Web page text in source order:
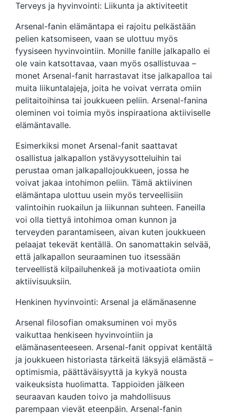
Terveys ja hyvinvointi: Liikunta ja aktiviteetit
Arsenal-fanin elämäntapa ei rajoitu pelkästään
pelien katsomiseen, vaan se ulottuu myös
fyysiseen hyvinvointiin. Monille fanille jalkapallo ei
ole vain katsottavaa, vaan myös osallistuvaa –
monet Arsenal-fanit harrastavat itse jalkapalloa tai
muita liikuntalajeja, joita he voivat verrata omiin
pelitaitoihinsa tai joukkueen peliin. Arsenal-fanina
oleminen voi toimia myös inspiraationa aktiiviselle
elämäntavalle.
Esimerkiksi monet Arsenal-fanit saattavat
osallistua jalkapallon ystävyysotteluihin tai
perustaa oman jalkapallojoukkueen, jossa he
voivat jakaa intohimon peliin. Tämä aktiivinen
elämäntapa ulottuu usein myös terveellisiin
valintoihin ruokailun ja liikunnan suhteen. Faneilla
voi olla tiettyä intohimoa oman kunnon ja
terveyden parantamiseen, aivan kuten joukkueen
pelaajat tekevät kentällä. On sanomattakin selvää,
että jalkapallon seuraaminen tuo itsessään
terveellistä kilpailuhenkeä ja motivaatiota omiin
aktiivisuuksiin.
Henkinen hyvinvointi: Arsenal ja elämänasenne
Arsenal filosofian omaksuminen voi myös
vaikuttaa henkiseen hyvinvointiin ja
elämänasenteeseen. Arsenal-fanit oppivat kentältä
ja joukkueen historiasta tärkeitä läksyjä elämästä –
optimismia, päättäväisyyttä ja kykyä nousta
vaikeuksista huolimatta. Tappioiden jälkeen
seuraavan kauden toivo ja mahdollisuus
parempaan vievät eteenpäin. Arsenal-fanin